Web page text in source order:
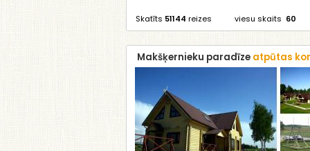
Skatīts 51144 reizes viesu skaits 60
Makšķernieku paradīze atpūtas